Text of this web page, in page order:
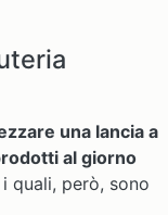
una lancia a
al giorno
quali, però, sono